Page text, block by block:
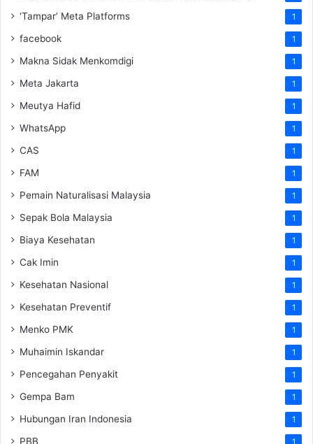
‘Tampar’ Meta Platforms 1
facebook 1
Makna Sidak Menkomdigi 1
Meta Jakarta 1
Meutya Hafid 1
WhatsApp 1
CAS 1
FAM 1
Pemain Naturalisasi Malaysia 1
Sepak Bola Malaysia 1
Biaya Kesehatan 1
Cak Imin 1
Kesehatan Nasional 1
Kesehatan Preventif 1
Menko PMK 1
Muhaimin Iskandar 1
Pencegahan Penyakit 1
Gempa Bam 1
Hubungan Iran Indonesia 1
PBB